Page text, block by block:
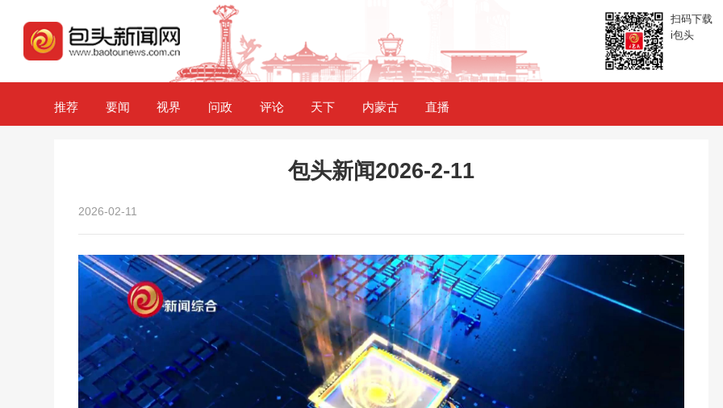
扫码下载
i包头
推荐 要闻 视界 问政 评论 天下 内蒙古 直播
包头新闻2026-2-11
2026-02-11